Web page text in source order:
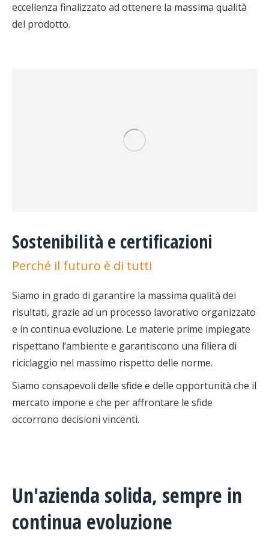
eccellenza finalizzato ad ottenere la massima qualità
del prodotto.
Sostenibilità e certificazioni
Perché il futuro è di tutti
Siamo in grado di garantire la massima qualità dei
risultati, grazie ad un processo lavorativo organizzato
e in continua evoluzione. Le materie prime impiegate
rispettano l’ambiente e garantiscono una filiera di
riciclaggio nel massimo rispetto delle norme.
Siamo consapevoli delle sfide e delle opportunità che il
mercato impone e che per affrontare le sfide
occorrono decisioni vincenti.
Un'azienda solida, sempre in
continua evoluzione